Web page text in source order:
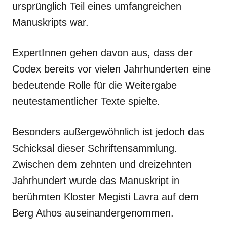
ursprünglich Teil eines umfangreichen
Manuskripts war.
ExpertInnen gehen davon aus, dass der
Codex bereits vor vielen Jahrhunderten eine
bedeutende Rolle für die Weitergabe
neutestamentlicher Texte spielte.
Besonders außergewöhnlich ist jedoch das
Schicksal dieser Schriftensammlung.
Zwischen dem zehnten und dreizehnten
Jahrhundert wurde das Manuskript in
berühmten Kloster Megisti Lavra auf dem
Berg Athos auseinandergenommen.